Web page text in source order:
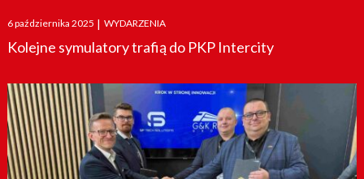
Posted
on
6 października 2025 | WYDARZENIA
Kolejne symulatory trafią do PKP Intercity